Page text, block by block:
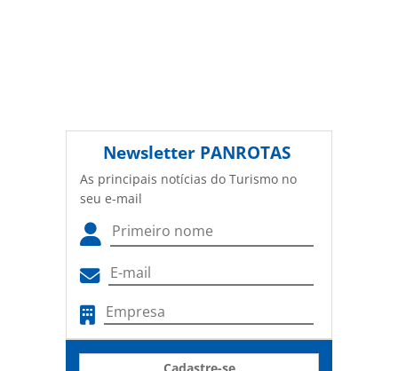
Newsletter PANROTAS
As principais notícias do Turismo no
seu e-mail